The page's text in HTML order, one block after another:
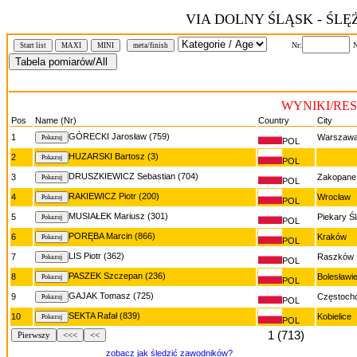
VIA DOLNY ŚLĄSK -
Start list MAXI MINI meta/finish Nr:
WYNIKI/
Pos Name (Nr) Country
City
1
GÓRECKI Jarosław (759) POL
2 HUZARSKI Bartosz (3)
POL
3
DRUSZKIEWICZ Sebastian (704) POL Zakopane
4 RAKIEWICZ Piotr (200) POL Wrocław
5 MUSIAŁEK Mariusz (301) POL Piekary
6 PORĘBA Marcin (866) POL Kraków
7 LIS Piotr (362) POL Raszków
8 PASZEK Szczepan (236) POL
9 GAJAK Tomasz (725) POL
10 SEKTA Rafał (839) POL Kobielice
Pierwszy <<< << 1 (713)
zobacz jak śledzić zawodników?